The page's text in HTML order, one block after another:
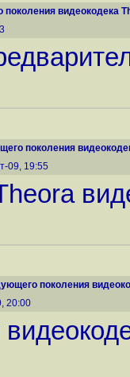
видеокодека
поколения
09, 19:55
поколения
20:00